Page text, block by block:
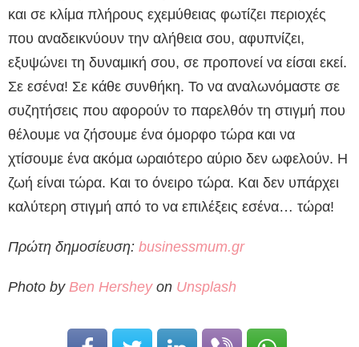
και σε κλίμα πλήρους εχεμύθειας φωτίζει περιοχές
που αναδεικνύουν την αλήθεια σου, αφυπνίζει,
εξυψώνει τη δυναμική σου, σε προπονεί να είσαι εκεί.
Σε εσένα! Σε κάθε συνθήκη. Το να αναλωνόμαστε σε
συζητήσεις που αφορούν το παρελθόν τη στιγμή που
θέλουμε να ζήσουμε ένα όμορφο τώρα και να
χτίσουμε ένα ακόμα ωραιότερο αύριο δεν ωφελούν. Η
ζωή είναι τώρα. Και το όνειρο τώρα. Και δεν υπάρχει
καλύτερη στιγμή από το να επιλέξεις εσένα… τώρα!
Πρώτη δημοσίευση: businessmum.gr
Photo by Ben Hersheyon Unsplash